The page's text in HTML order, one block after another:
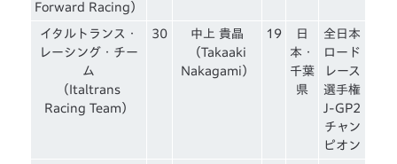
Forward Racing）
イタルトランス・
レーシング・チー
ム
（Italtrans
Racing Team）
30
中上 貴晶
（Takaaki
Nakagami）
19
日
本・
千葉
県
全日本
ロード
レース
選手権
J-GP2
チャン
ピオン